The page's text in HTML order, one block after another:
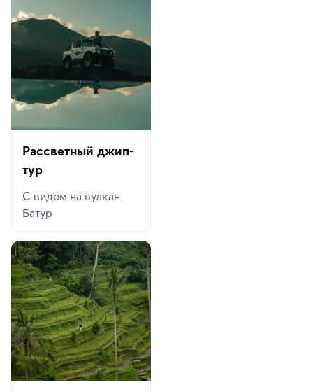
Рассветный джип-
тур
С видом на вулкан
Батур